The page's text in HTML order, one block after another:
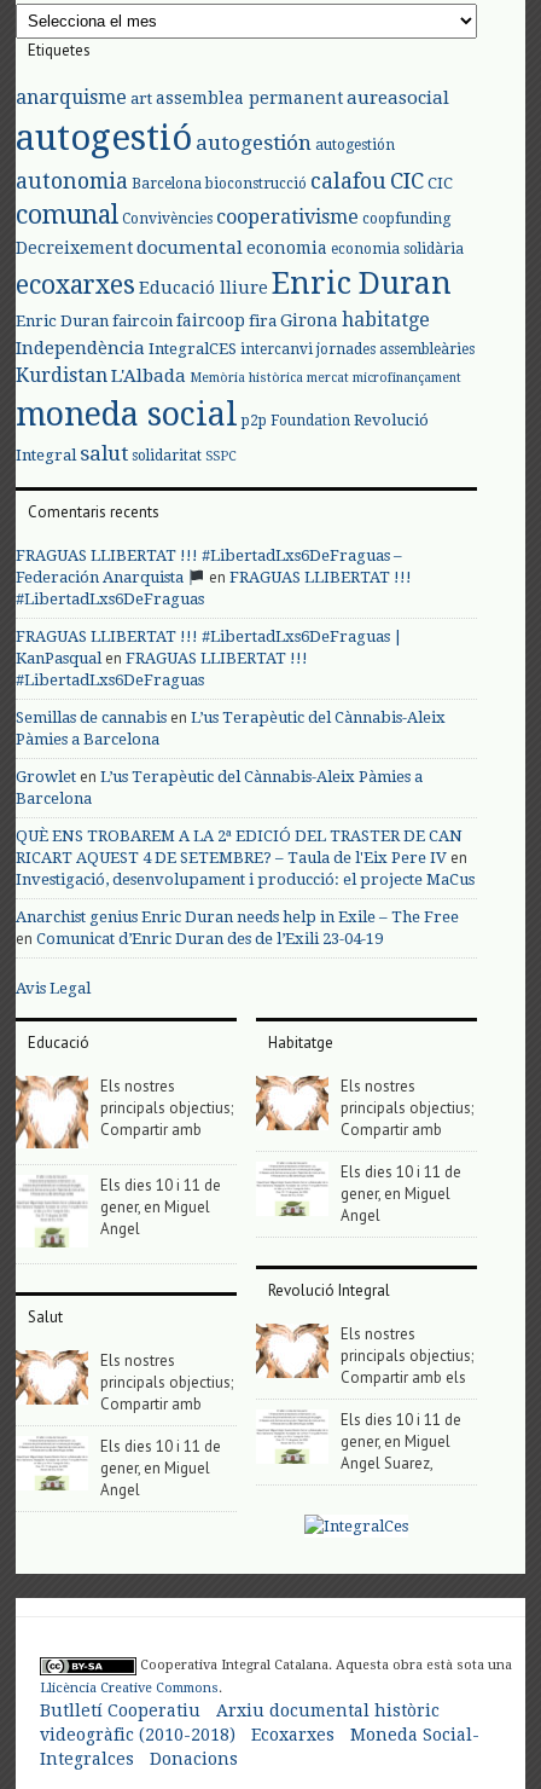
Arxius
Etiquetes
anarquisme art assemblea permanent aureasocial
autogestió autogestión autogestión
autonomia Barcelona bioconstrucció calafouCIC CIC
comunal Convivències cooperativisme coopfunding
Decreixement documental economia economia solidària
ecoxarxes Educació lliure Enric Duran
Enric Duran faircoin faircoop fira Girona habitatge
Independència IntegralCES intercanvi jornades assembleàries
KurdistanL'Albada Memòria històrica mercat microfinançament
moneda social p2p Foundation Revolució
Integral salut solidaritat SSPC
Comentaris recents
FRAGUAS LLIBERTAT !!! #LibertadLxs6DeFraguas –
Federación Anarquista
enFRAGUAS LLIBERTAT !!!
#LibertadLxs6DeFraguas
FRAGUAS LLIBERTAT !!! #LibertadLxs6DeFraguas |
KanPasqualenFRAGUAS LLIBERTAT !!!
#LibertadLxs6DeFraguas
Semillas de cannabis enL’us Terapèutic del Cànnabis-Aleix
Pàmies a Barcelona
Growlet enL’us Terapèutic del Cànnabis-Aleix Pàmies a
Barcelona
QUÈ ENS TROBAREM A LA 2ª EDICIÓ DEL TRASTER DE CAN
RICART AQUEST 4 DE SETEMBRE? – Taula de l'Eix Pere IV en
Investigació, desenvolupament i producció: el projecte MaCus
Anarchist genius Enric Duran needs help in Exile – The Free
enComunicat d’Enric Duran des de l’Exili 23-04-19
Avis Legal
Educació
Els nostres
principals objectius;
Compartir amb
Els dies 10 i 11 de
gener, en Miguel
Angel
Salut
Els nostres
principals objectius;
Compartir amb
Els dies 10 i 11 de
gener, en Miguel
Angel
Habitatge
Els nostres
principals objectius;
Compartir amb
Els dies 10 i 11 de
gener, en Miguel
Angel
Revolució Integral
Els nostres
principals objectius;
Compartir amb els
Els dies 10 i 11 de
gener, en Miguel
Angel Suarez,
Cooperativa Integral Catalana. Aquesta obra està sota una
Llicència Creative Commons.
Butlletí Cooperatiu
Arxiu documental històric
videogràfic (2010-2018)
Ecoxarxes
Moneda Social-
Integralces
Donacions